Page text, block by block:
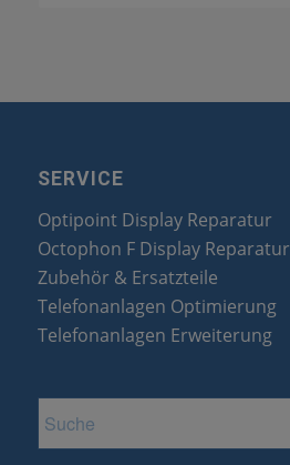
SERVICE
Optipoint Display Reparatur
Octophon F Display Reparatur
Zubehör & Ersatzteile
Telefonanlagen Optimierung
Telefonanlagen Erweiterung